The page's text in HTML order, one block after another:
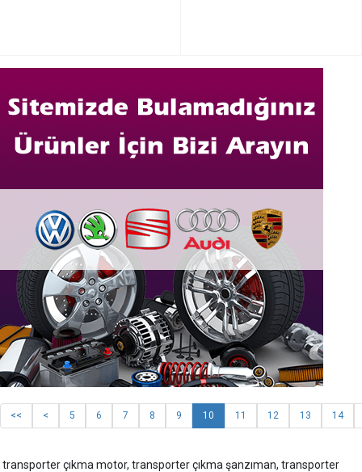
<< < 5 6 7 8 9 10 11 12 13 14
transporter çıkma motor, transporter çıkma şanzıman, transporter